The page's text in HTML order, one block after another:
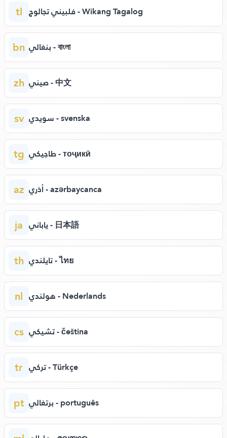
tl فلبيني تجالوج - Wikang Tagalog
bn بنغالي - বাংলা
zh صيني - 中文
sv سويدي - svenska
tg طاجيكي - тоҷикӣ
az أذري - azərbaycanca
ja ياباني - 日本語
th تايلندي - ไทย
nl هولندي - Nederlands
cs تشيكي - čeština
tr تركي - Türkçe
pt برتغالي - português